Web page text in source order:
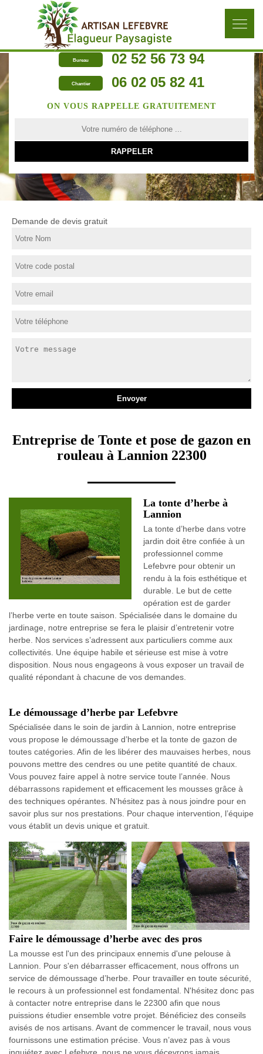
Bureau 02 52 56 73 94
Chantier 06 02 05 82 41
ON VOUS RAPPELLE GRATUITEMENT
Demande de devis gratuit
Entreprise de Tonte et pose de gazon en
rouleau à Lannion 22300
La tonte d’herbe à
Lannion
La tonte d’herbe dans votre
jardin doit être confiée à un
professionnel comme
Lefebvre pour obtenir un
rendu à la fois esthétique et
durable. Le but de cette
opération est de garder
l’herbe verte en toute saison. Spécialisée dans le domaine du
jardinage, notre entreprise se fera le plaisir d’entretenir votre
herbe. Nos services s’adressent aux particuliers comme aux
collectivités. Une équipe habile et sérieuse est mise à votre
disposition. Nous nous engageons à vous exposer un travail de
qualité répondant à chacune de vos demandes.
Le démoussage d’herbe par Lefebvre
Spécialisée dans le soin de jardin à Lannion, notre entreprise
vous propose le démoussage d’herbe et la tonte de gazon de
toutes catégories. Afin de les libérer des mauvaises herbes, nous
pouvons mettre des cendres ou une petite quantité de chaux.
Vous pouvez faire appel à notre service toute l’année. Nous
débarrassons rapidement et efficacement les mousses grâce à
des techniques opérantes. N’hésitez pas à nous joindre pour en
savoir plus sur nos prestations. Pour chaque intervention, l’équipe
vous établit un devis unique et gratuit.
Faire le démoussage d’herbe avec des pros
La mousse est l'un des principaux ennemis d'une pelouse à
Lannion. Pour s'en débarrasser efficacement, nous offrons un
service de démoussage d’herbe. Pour travailler en toute sécurité,
le recours à un professionnel est fondamental. N'hésitez donc pas
à contacter notre entreprise dans le 22300 afin que nous
puissions étudier ensemble votre projet. Bénéficiez des conseils
avisés de nos artisans. Avant de commencer le travail, nous vous
fournissons une estimation précise. Vous n’avez pas à vous